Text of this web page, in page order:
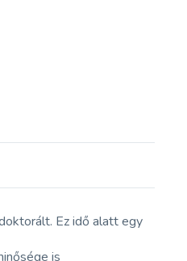
Ez idő alatt egy
is